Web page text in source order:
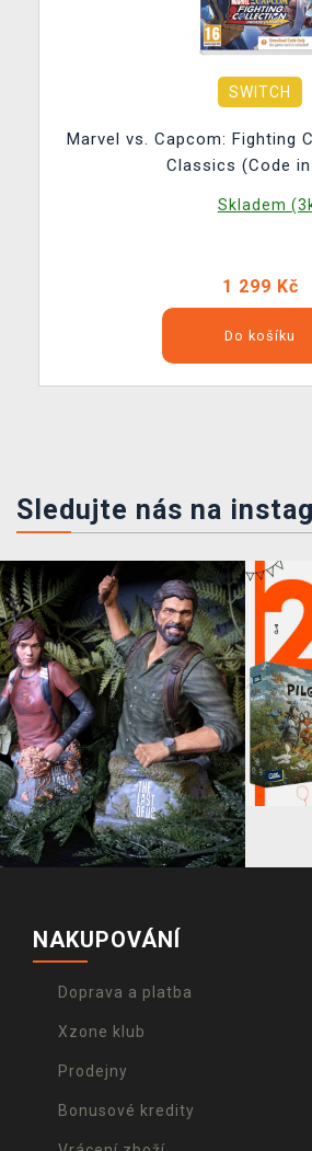
SWITCH
Marvel vs. Capcom: Fighting
Classics (Code
Skladem
1 299 Kč
Do košíku
Sledujte nás na
NAKUPOVÁNÍ
Doprava a platba
Xzone klub
Prodejny
Bonusové kredity